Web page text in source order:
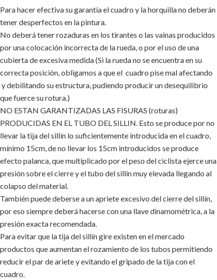
Para hacer efectiva su garantía el cuadro y la horquilla no deberán
tener desperfectos en la pintura.
No deberá tener rozaduras en los tirantes o las vainas producidos
por una colocación incorrecta de la rueda, o por el uso de una
cubierta de excesiva medida (Si la rueda no se encuentra en su
correcta posición, obligamos a que el cuadro pise mal afectando
y debilitando su estructura, pudiendo producir un desequilibrio
que fuerce su rotura.)
NO ESTAN GARANTIZADAS LAS FISURAS (roturas)
PRODUCIDAS EN EL TUBO DEL SILLIN. Esto se produce por no
llevar la tija del sillín lo suficientemente introducida en el cuadro,
mínimo 15cm, de no llevar los 15cm introducidos se produce
efecto palanca, que multiplicado por el peso del ciclista ejerce una
presión sobre el cierre y el tubo del sillín muy elevada llegando al
colapso del material.
También puede deberse a un apriete excesivo del cierre del sillín,
por eso siempre deberá hacerse con una llave dinamométrica, a la
presión exacta recomendada.
Para evitar que la tija del sillín gire existen en el mercado
productos que aumentan el rozamiento de los tubos permitiendo
reducir el par de ariete y evitando el gripado de la tija con el
cuadro.